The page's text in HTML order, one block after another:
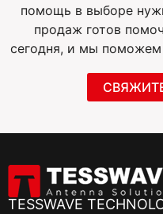
помощь в выборе
продаж готов
сегодня, и мы
TESSWAVE